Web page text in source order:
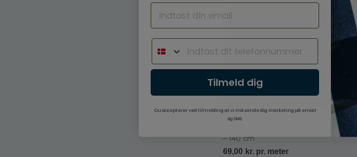
Klar voksdug i ekstra blød kvalitet
– 140 cm
69,00 kr. pr. meter
Tilmeld dig
Du accepterer ved tilmelding at vi må sende dig marketing på email
og SMS.